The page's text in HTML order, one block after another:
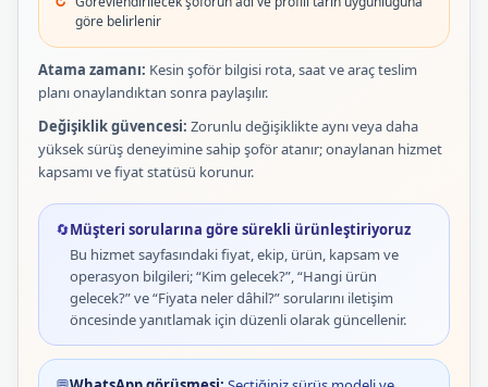
göre belirlenir
Atama zamanı: Kesin şoför bilgisi rota, saat ve araç teslim
planı onaylandıktan sonra paylaşılır.
Değişiklik güvencesi: Zorunlu değişiklikte aynı veya daha
yüksek sürüş deneyimine sahip şoför atanır; onaylanan hizmet
kapsamı ve fiyat statüsü korunur.
🔄Müşteri sorularına göre sürekli ürünleştiriyoruz
Bu hizmet sayfasındaki fiyat, ekip, ürün, kapsam ve
operasyon bilgileri; “Kim gelecek?”, “Hangi ürün
gelecek?” ve “Fiyata neler dâhil?” sorularını iletişim
öncesinde yanıtlamak için düzenli olarak güncellenir.